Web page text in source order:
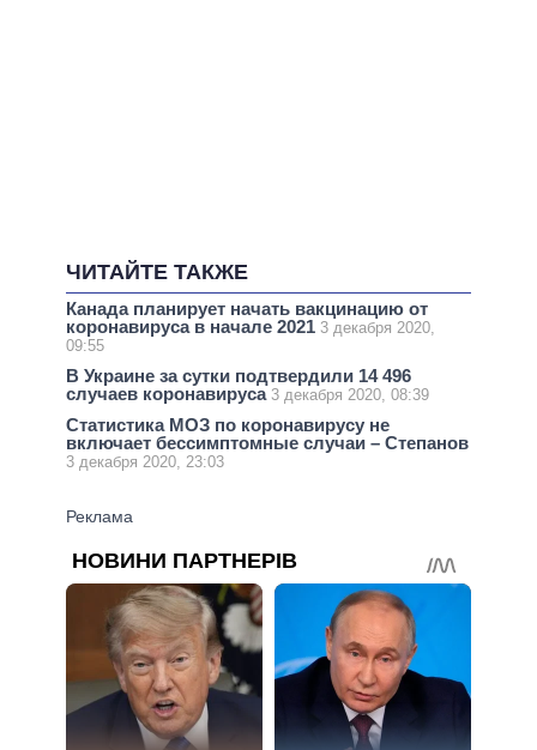
ЧИТАЙТЕ ТАКЖЕ
Канада планирует начать вакцинацию от
коронавируса в начале 2021 3 декабря 2020,
09:55
В Украине за сутки подтвердили 14 496
случаев коронавируса 3 декабря 2020, 08:39
Статистика МОЗ по коронавирусу не
включает бессимптомные случаи – Степанов
3 декабря 2020, 23:03